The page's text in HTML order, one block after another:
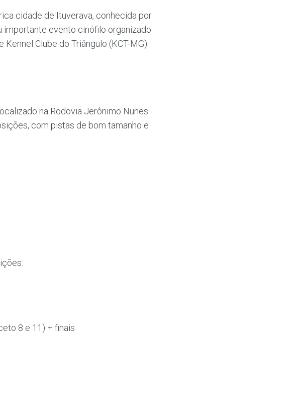
cidade de Ituverava, conhecida por
evento cinófilo organizado
Clube do Triângulo (KCT-MG).
na Rodovia Jerônimo Nunes
com pistas de bom tamanho e
8 e 11) + finais